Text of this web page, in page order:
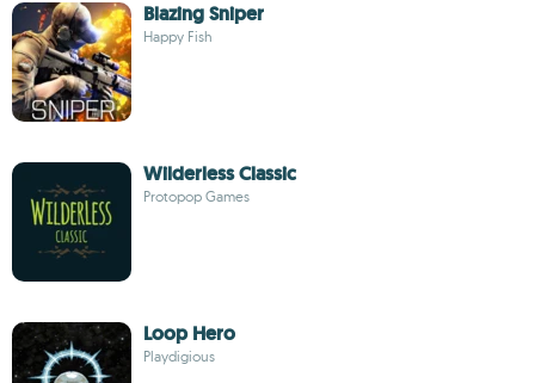
Blazing Sniper
Happy Fish
Wilderless Classic
Protopop Games
Loop Hero
Playdigious